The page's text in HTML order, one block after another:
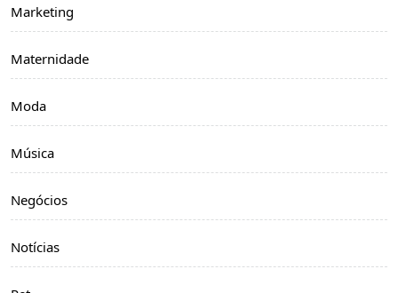
Marketing
Maternidade
Moda
Música
Negócios
Notícias